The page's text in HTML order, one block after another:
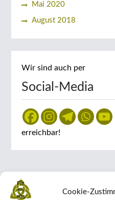
Cookie-
Mai 2020
August 2018
Wir sind auch per
Social-Media
erreichbar!